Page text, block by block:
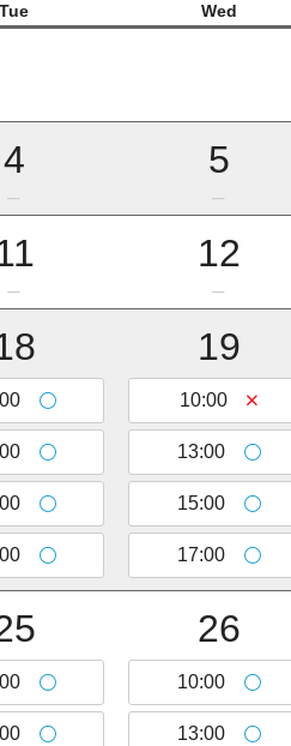
Tue Wed
4 5
12
19
10:00
13:00
15:00
17:00
26
10:00
13:00
トップ
和詩倶楽部ご案内
紙漉き体験ご案内
和綴じ体験ご案内